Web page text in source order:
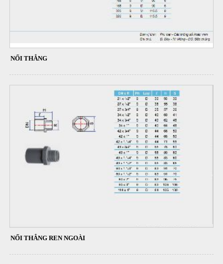
NỐI THẲNG
NỐI THẲNG REN NGOÀI